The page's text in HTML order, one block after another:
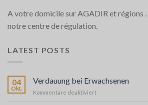
A votre domicile sur AGADIR et régions
notre centre de régulation.
LATEST POSTS
04
Okt.
Verdauung bei Erwachsenen
Kommentare deaktiviertfür